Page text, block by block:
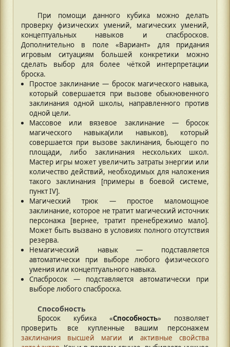
При помощи данного кубика можно делать
проверку физических умений, магических умений,
концептуальных навыков и спасбросков.
Дополнительно в поле «Вариант» для придания
игровым ситуациям большей конкретики можно
сделать выбор для более чёткой интерпретации
броска.
Простое заклинание — бросок магического навыка,
который совершается при вызове обыкновенного
заклинания одной школы, направленного против
одной цели.
Массовое или вязевое заклинание — бросок
магического навыка(или навыков), который
совершается при вызове заклинания, бьющего по
площади, либо заклинания нескольких школ.
Мастер игры может увеличить затраты энергии или
количество действий, необходимых для наложения
такого заклинания [примеры в боевой системе,
пункт IV].
Магический трюк — простое маломощное
заклинание, которое не тратит магический источник
персонажа [вернее, тратит пренебрежимо мало].
Может быть вызвано в условиях полного отсутствия
резерва.
Немагический навык — подставляется
автоматически при выборе любого физического
умения или концептуального навыка.
Спасбросок — подставляется автоматически при
выборе любого спасброска.
Способность
Бросок кубика «Способность» позволяет
проверить все купленные вашим персонажем
заклинания высшей магии и активные свойства